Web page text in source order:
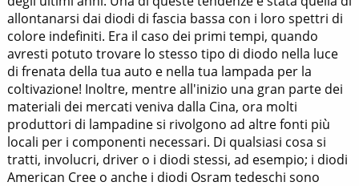
allontanarsi dai diodi di fascia bassa con i loro spettri di
colore indefiniti. Era il caso dei primi tempi, quando
avresti potuto trovare lo stesso tipo di diodo nella luce
di frenata della tua auto e nella tua lampada per la
coltivazione! Inoltre, mentre all'inizio una gran parte dei
materiali dei mercati veniva dalla Cina, ora molti
produttori di lampadine si rivolgono ad altre fonti più
locali per i componenti necessari. Di qualsiasi cosa si
tratti, involucri, driver o i diodi stessi, ad esempio; i diodi
American Cree o anche i diodi Osram tedeschi sono